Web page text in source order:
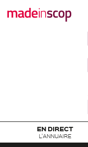
EN DIRECT
L'ANNUAIRE